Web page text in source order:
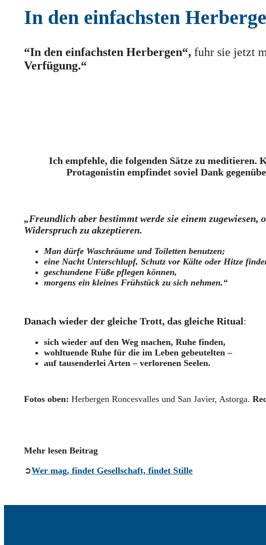
In den einfachsten
“In den einfachsten Herbergen“, fuhr sie jetzt
Verfügung.“
Ich empfehle, die folgenden Sätze zu
Protagonistin empfindet soviel Dank
„Freundlich aber bestimmt werde sie einem zugewiesen,
Widerspruch zu akzeptieren.
Man dürfe Waschräume und Toiletten benutzen;
eine Nacht Unterschlupf, Schutz vor Kälte oder Hitze
geschundene Füße pflegen können,
morgens ein kleines Frühstück zu sich nehmen.“
Danach wieder der gleiche Trott, das gleiche Ritual:
sich wieder auf den Weg machen, Ruhe finden,
wohltuende Ruhe für die im Leben gebeutelten –
auf tausenderlei Arten – verlorenen Seelen.
Fotos oben: Herbergen Roncesvalles und San Javier, Astorga.
Mehr lesen Beitrag
➲Wer mag, findet Gesellschaft, findet Stille